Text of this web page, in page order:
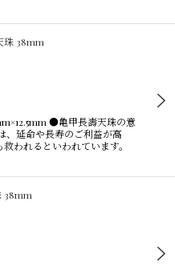
珠 38mm
●亀甲長壽天珠の意
延命や長寿のご利益が高
われるといわれています。
38mm